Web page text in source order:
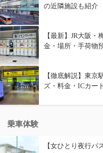
の近隣施設も紹介
【最新】JR大阪
金・場所・手荷物
【徹底解説】東京
ズ・料金・ICカー
乗車体験
【女ひとり夜行バ